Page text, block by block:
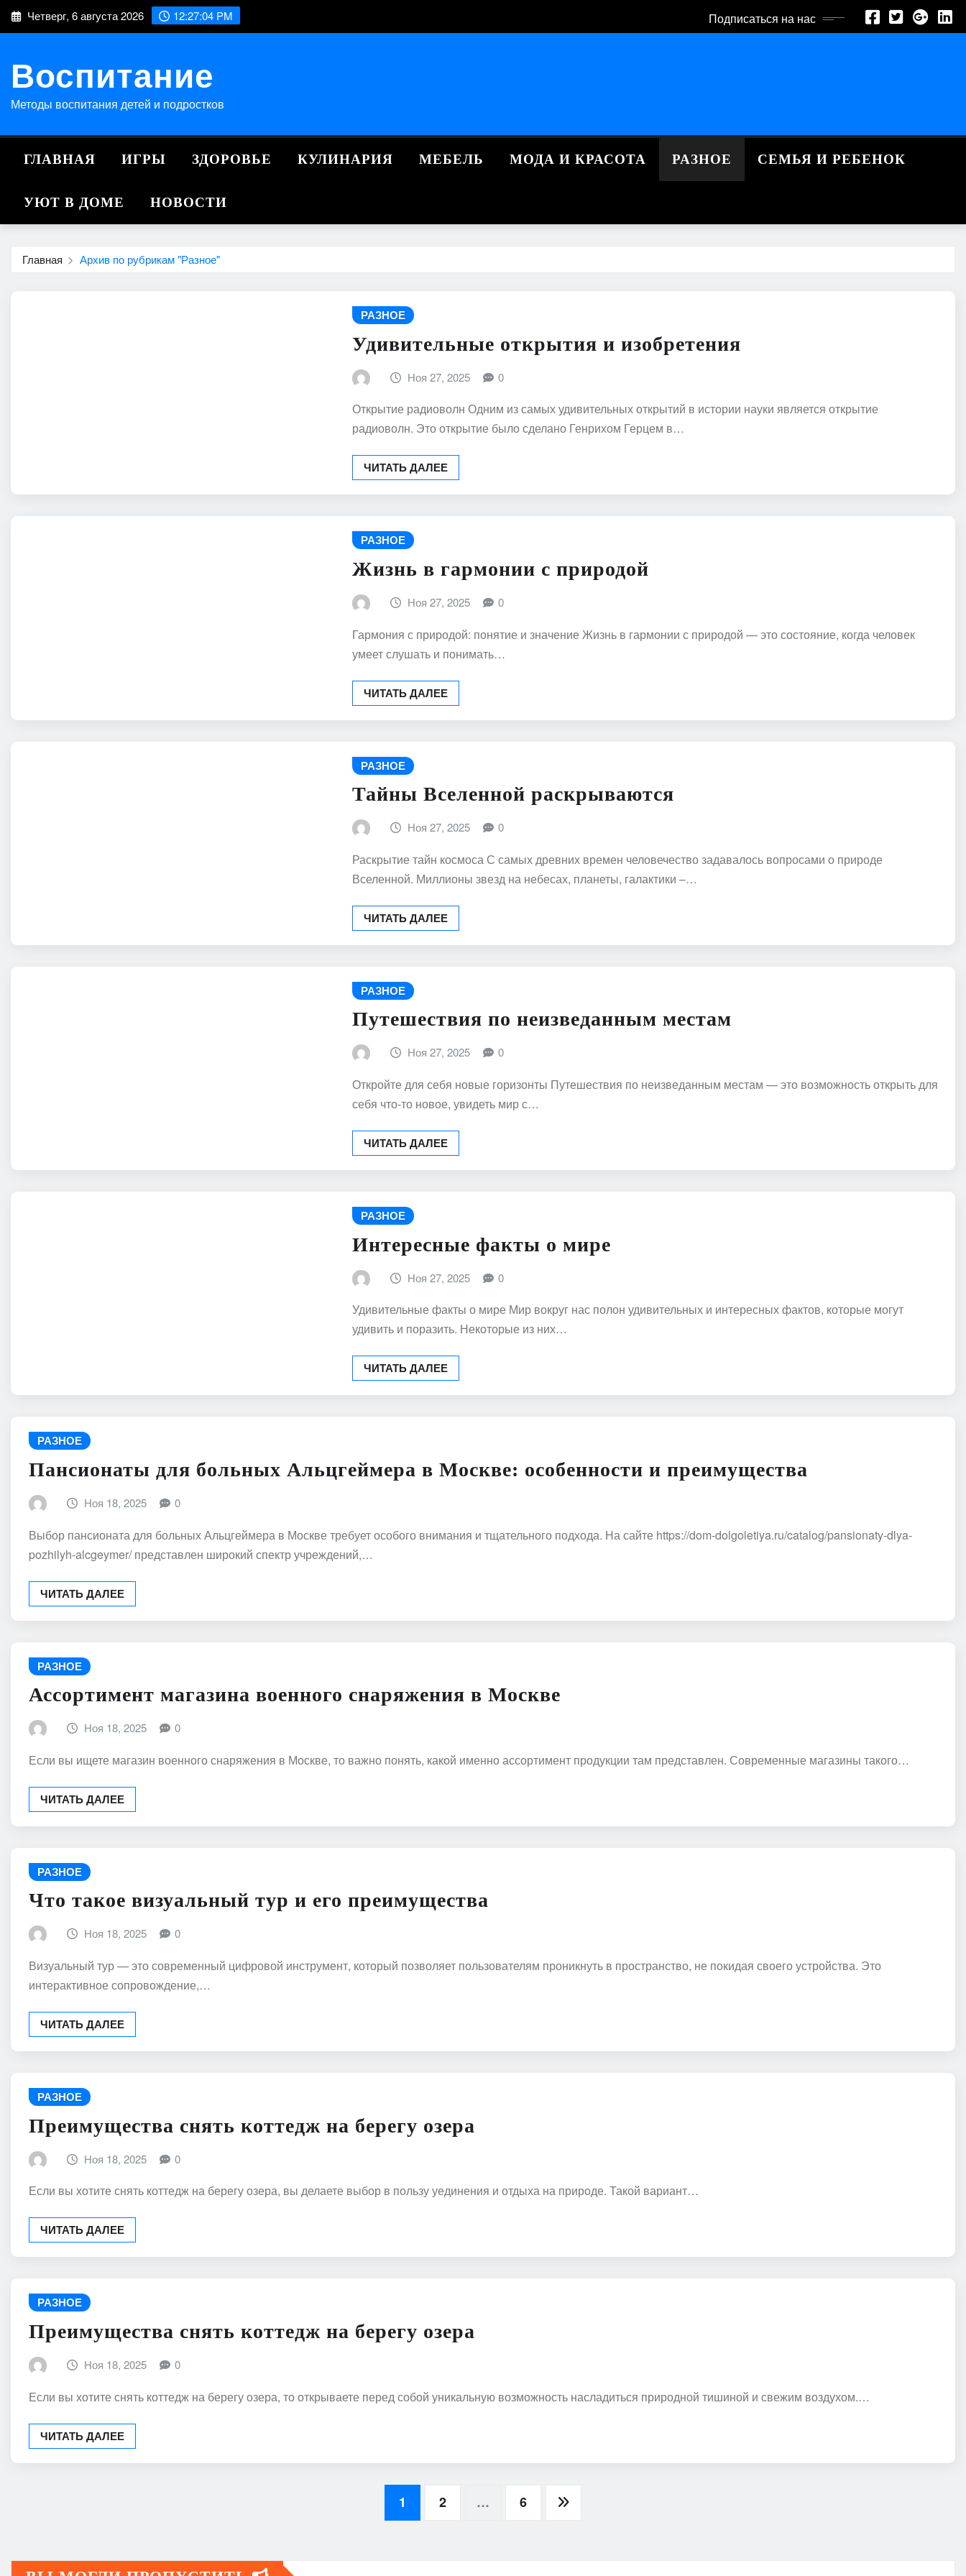
ПерейтиЧетверг, 6 августа 2026 12:27:05 PM Подписаться на нас
Воспитание
Методы воспитания детей и подростков
ГЛАВНАЯ ИГРЫ ЗДОРОВЬЕ КУЛИНАРИЯ МЕБЕЛЬ МОДА И КРАСОТА РАЗНОЕ СЕМЬЯ И РЕБЕНОК
УЮТ В ДОМЕ НОВОСТИ
Главная Архив по рубрикам "Разное"
РАЗНОЕ
Удивительные открытия и изобретения
Ноя 27, 2025 0
Открытие радиоволн Одним из самых удивительных открытий в истории науки является открытие
радиоволн. Это открытие было сделано Генрихом Герцем в…
ЧИТАТЬ ДАЛЕЕ
РАЗНОЕ
Жизнь в гармонии с природой
Ноя 27, 2025 0
Гармония с природой: понятие и значение Жизнь в гармонии с природой — это состояние, когда человек
умеет слушать и понимать…
ЧИТАТЬ ДАЛЕЕ
РАЗНОЕ
Тайны Вселенной раскрываются
Ноя 27, 2025 0
Раскрытие тайн космоса С самых древних времен человечество задавалось вопросами о природе
Вселенной. Миллионы звезд на небесах, планеты, галактики –…
ЧИТАТЬ ДАЛЕЕ
РАЗНОЕ
Путешествия по неизведанным местам
Ноя 27, 2025 0
Откройте для себя новые горизонты Путешествия по неизведанным местам — это возможность открыть для
себя что-то новое, увидеть мир с…
ЧИТАТЬ ДАЛЕЕ
РАЗНОЕ
Интересные факты о мире
Ноя 27, 2025 0
Удивительные факты о мире Мир вокруг нас полон удивительных и интересных фактов, которые могут
удивить и поразить. Некоторые из них…
ЧИТАТЬ ДАЛЕЕ
РАЗНОЕ
Пансионаты для больных Альцгеймера в Москве: особенности и преимущества
Ноя 18, 2025 0
Выбор пансионата для больных Альцгеймера в Москве требует особого внимания и тщательного подхода. На сайте https://dom-dolgoletiya.ru/catalog/pansionaty-dlya-
pozhilyh-alcgeymer/ представлен широкий спектр учреждений,…
ЧИТАТЬ ДАЛЕЕ
РАЗНОЕ
Ассортимент магазина военного снаряжения в Москве
Ноя 18, 2025 0
Если вы ищете магазин военного снаряжения в Москве, то важно понять, какой именно ассортимент продукции там представлен. Современные магазины такого…
ЧИТАТЬ ДАЛЕЕ
РАЗНОЕ
Что такое визуальный тур и его преимущества
Ноя 18, 2025 0
Визуальный тур — это современный цифровой инструмент, который позволяет пользователям проникнуть в пространство, не покидая своего устройства. Это
интерактивное сопровождение,…
ЧИТАТЬ ДАЛЕЕ
РАЗНОЕ
Преимущества снять коттедж на берегу озера
Ноя 18, 2025 0
Если вы хотите снять коттедж на берегу озера, вы делаете выбор в пользу уединения и отдыха на природе. Такой вариант…
ЧИТАТЬ ДАЛЕЕ
РАЗНОЕ
Преимущества снять коттедж на берегу озера
Ноя 18, 2025 0
Если вы хотите снять коттедж на берегу озера, то открываете перед собой уникальную возможность насладиться природной тишиной и свежим воздухом.…
ЧИТАТЬ ДАЛЕЕ
1 2 … 6